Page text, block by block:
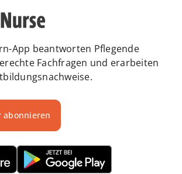
App beantworten Pflegende
Fachfragen und erarbeiten
abonnieren